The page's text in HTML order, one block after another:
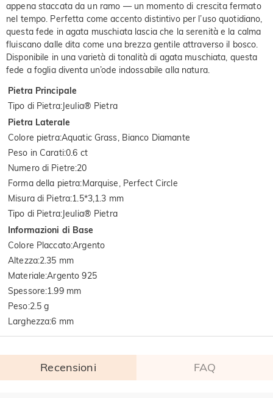
appena staccata da un ramo — un momento di crescita fermato
nel tempo. Perfetta come accento distintivo per l’uso quotidiano,
questa fede in agata muschiata lascia che la serenità e la calma
fluiscano dalle dita come una brezza gentile attraverso il bosco.
Disponibile in una varietà di tonalità di agata muschiata, questa
fede a foglia diventa un’ode indossabile alla natura.
Pietra Principale
Tipo di Pietra:Jeulia® Pietra
Pietra Laterale
Colore pietra:Aquatic Grass, Bianco Diamante
Peso in Carati:0.6 ct
Numero di Pietre:20
Forma della pietra:Marquise, Perfect Circle
Misura di Pietra:1.5*3,1.3 mm
Tipo di Pietra:Jeulia® Pietra
Informazioni di Base
Colore Placcato:Argento
Altezza:2.35 mm
Materiale:Argento 925
Spessore:1.99 mm
Peso:2.5 g
Larghezza:6 mm
Recensioni FAQ